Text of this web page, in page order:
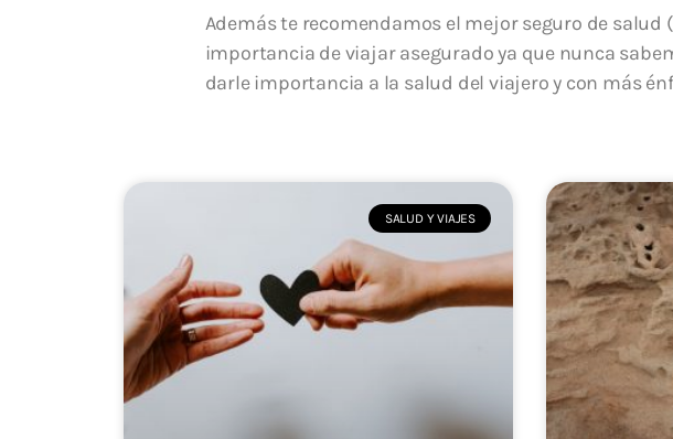
Además te recomendamos el mejor seguro de
importancia de viajar asegurado ya que nunca
darle importancia a la salud del viajero y con más
SALUD Y VIAJES